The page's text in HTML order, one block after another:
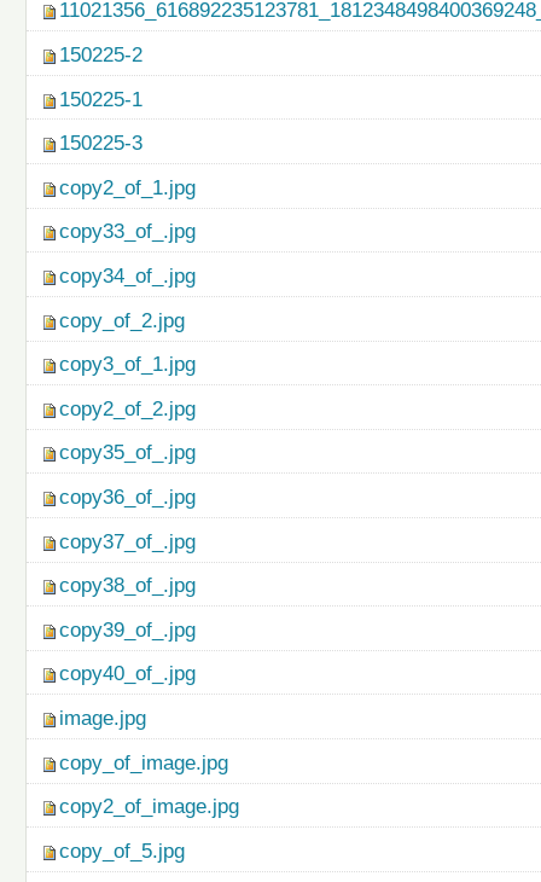
150225-2
150225-1
150225-3
copy2_of_1.jpg
copy33_of_.jpg
copy34_of_.jpg
copy_of_2.jpg
copy3_of_1.jpg
copy2_of_2.jpg
copy35_of_.jpg
copy36_of_.jpg
copy37_of_.jpg
copy38_of_.jpg
copy39_of_.jpg
copy40_of_.jpg
image.jpg
copy_of_image.jpg
copy2_of_image.jpg
copy_of_5.jpg